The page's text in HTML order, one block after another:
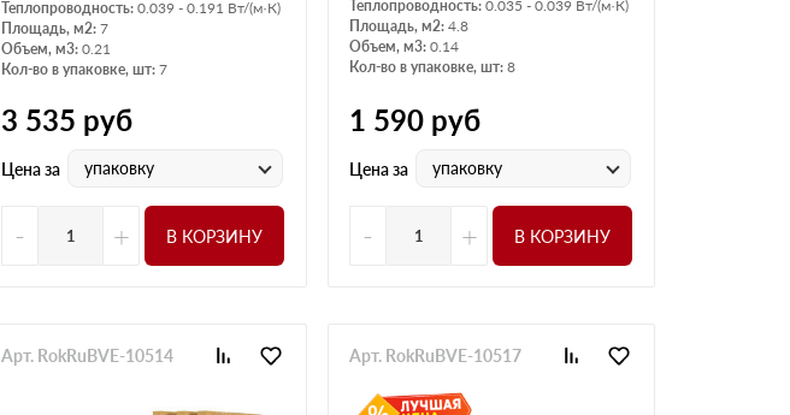
Теплопроводность: 0.039 - 0.191 Вт/(м·К)
Площадь, м2: 7
Объем, м3: 0.21
Кол-во в упаковке, шт: 7
3 535 руб
Цена за упаковку
- + В КОРЗИНУ
Теплопроводность: 0.035 - 0.039 Вт/(м·К)
Площадь, м2: 4.8
Объем, м3: 0.14
Кол-во в упаковке, шт: 8
1 590 руб
Цена за упаковку
- + В КОРЗИНУ
Арт. RokRuBVE-10514 Арт. RokRuBVE-10517